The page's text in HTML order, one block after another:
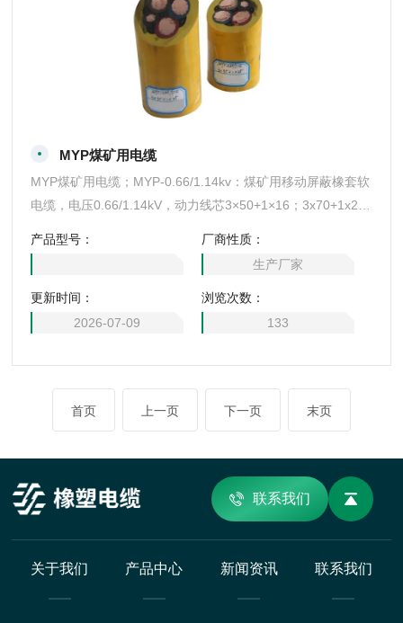
MYP煤矿用电缆
MYP煤矿用电缆；MYP-0.66/1.14kv：煤矿用移动屏蔽橡套软
电缆，电压0.66/1.14kV，动力线芯3×50+1×16；3x70+1x2
产品型号：
厂商性质：
生产厂家
更新时间：
2026-07-09
浏览次数：
133
首页 上一页 下一页 末页
联系我们
关于我们 产品中心 新闻资讯 联系我们